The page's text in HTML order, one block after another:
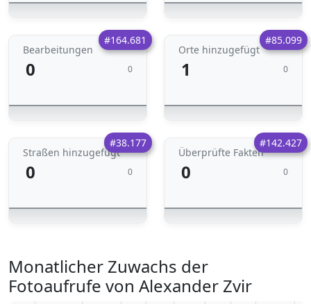
#164.681
Bearbeitungen
0 0
#85.099
Orte hinzugefügt
1 0
#38.177
Straßen hinzugefügt
0 0
#142.427
Überprüfte Fakten
0 0
Monatlicher Zuwachs der
Fotoaufrufe von Alexander Zvir